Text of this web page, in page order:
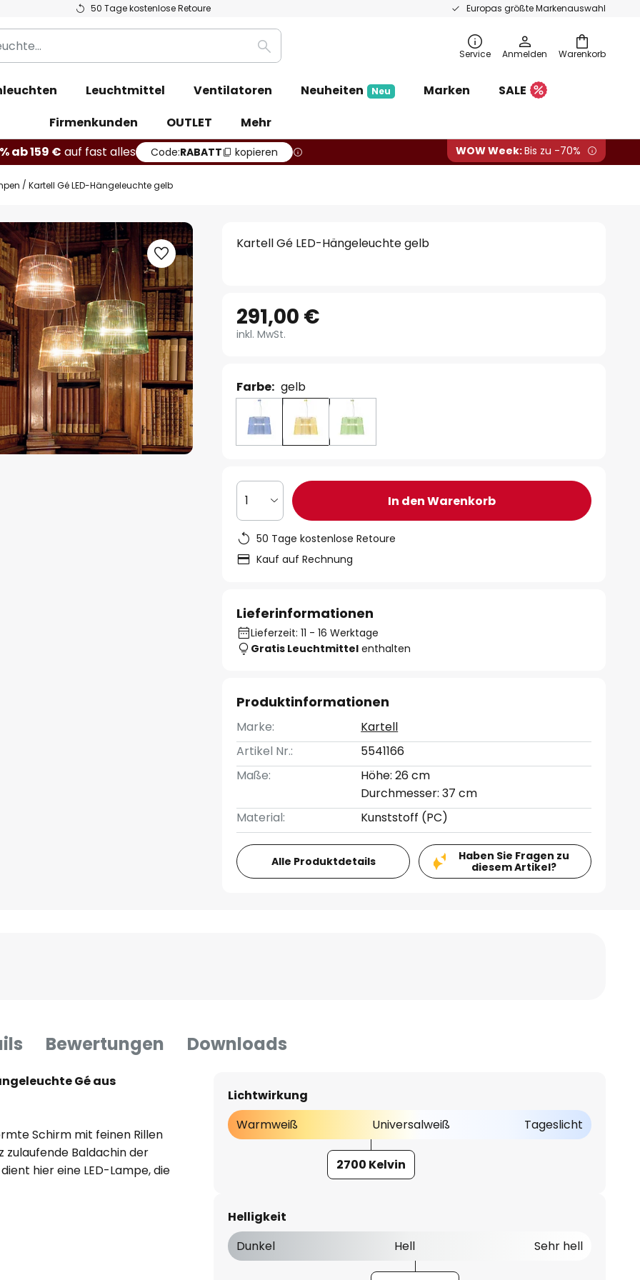
50 Tage kostenlose Retoure Europas größte Markenauswahl
Warenkorb
Suche Service Anmelden
Leuchtmittel Ventilatoren Neuheiten Neu Marken
SALE
Firmenkunden
OUTLET
Mehr
ab 159 € auf fast alles Code:RABATT kopieren WOW Week:Bis zu -70%
Kartell Gé LED-Hängeleuchte gelb
Kartell Gé LED-Hängeleuchte gelb
291,00 €
inkl. MwSt.
Farbe: gelb
1 In den Warenkorb
50 Tage kostenlose Retoure
Kauf auf Rechnung
Lieferinformationen
Lieferzeit: 11 - 16 Werktage
Gratis Leuchtmittel enthalten
Produktinformationen
Marke:
Kartell
Artikel Nr.:
5541166
Maße:
Höhe: 26 cm
Durchmesser: 37 cm
Material:
Kunststoff (PC)
Alle Produktdetails
Haben Sie Fragen zu
diesem Artikel?
Bewertungen Downloads
Gé aus
Schirm mit feinen Rillen
zulaufende Baldachin der
hier eine LED-Lampe, die
Weise verbreitet. Die
der Feder von Ferruccio
Lichtwirkung
Warmweiß
Universalweiß Tageslicht
2700 Kelvin
Helligkeit
Dunkel
Hell Sehr hell